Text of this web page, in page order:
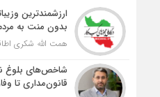
ارزشمندترین
بدون منت به
همت الله شکری
شاخص‌های بلوغ
قانون‌مداری تا